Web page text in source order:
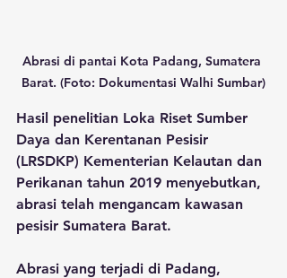
Abrasi di pantai Kota Padang, Sumatera
Barat. (Foto: Dokumentasi Walhi Sumbar)
Hasil penelitian Loka Riset Sumber
Daya dan Kerentanan Pesisir
(LRSDKP) Kementerian Kelautan dan
Perikanan tahun 2019 menyebutkan,
abrasi telah mengancam kawasan
pesisir Sumatera Barat.
Abrasi yang terjadi di Padang,